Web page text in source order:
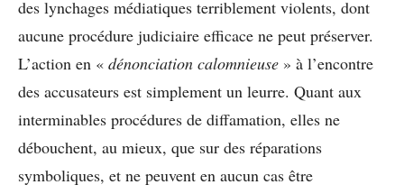
des lynchages médiatiques terriblement violents, dont
aucune procédure judiciaire efficace ne peut préserver.
L’action en « dénonciation calomnieuse » à l’encontre
des accusateurs est simplement un leurre. Quant aux
interminables procédures de diffamation, elles ne
débouchent, au mieux, que sur des réparations
symboliques, et ne peuvent en aucun cas être